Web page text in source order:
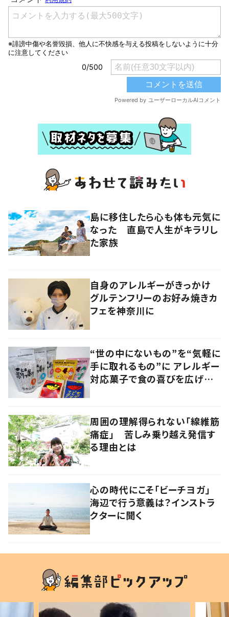
島に移住したら心も体も元気に
なった 直島で人生がキラリし
た家族
自身のアレルギーがきっかけ
グルテンフリーのお好み焼きカ
フェを神奈川に
“世の中にないもの”を“気軽に
手に取れるもの”に アレルギー
対応菓子で食の喜びを広げる
周囲の理解得られない「線維筋
痛症」 苦しみ乗り越え発信す
る理由とは
心の時代にこそ「ビーチヨガ」
海辺で行う意義は？インストラ
クターに聞く